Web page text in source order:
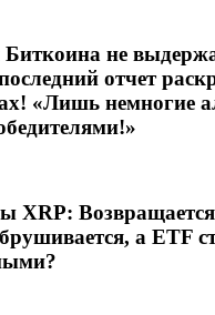
не
отчет
«Лишь немногие
XRP:
а ETF